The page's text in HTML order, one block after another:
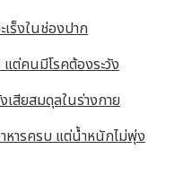
ร็งในช่องปาก
ต่คนมีโรคต้องระวัง
สียสมดุลในร่างกาย
หารครบ แต่น้ำหนักไม่พุ่ง